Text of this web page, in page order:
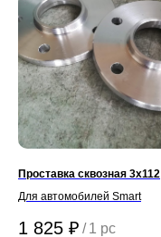
Проставка сквозная 3х112
Для автомобилей Smart
1 825 ₽ / 1 pc